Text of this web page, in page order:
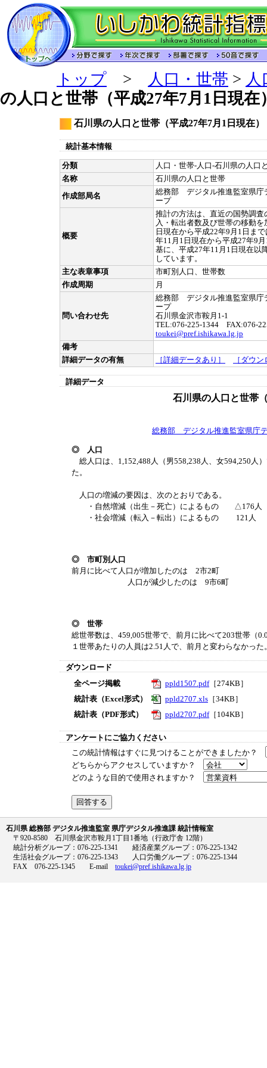
トップ > 人口・世帯 > 人
の人口と世帯（平成27年7月1日現在
石川県の人口と世帯（平成27年7月1日現在）
統計基本情報
分類
人口・世帯-人口-石川県の人口
名称
石川県の人口と世帯
作成部局名
総務部 デジタル推進監室県庁
ープ
概要
推計の方法は、直近の国勢調
入・転出者数及び世帯の移動
日現在から平成22年9月1日ま
年11月1日現在から平成27年9
基に、平成27年11月1日現在以
しています。
主な表章事項
市町別人口、世帯数
作成周期
月
問い合わせ先
総務部 デジタル推進監室県庁
ープ
石川県金沢市鞍月1-1
TEL:076-225-1344 FAX:076-
toukei@pref.ishikawa.lg.jp
備考
詳細データの有無
［詳細データあり］ ［ダウ
詳細データ
石川県の人口と世帯
総務部 デジタル推進監室県庁
◎ 人口
総人口は、1,152,488人（男558,238人、女594,250人
た。
人口の増減の要因は、次のとおりである。
・自然増減（出生－死亡）によるもの △176人
・社会増減（転入－転出）によるもの 121人
◎ 市町別人口
前月に比べて人口が増加したのは 2市2町
人口が減少したのは 9市6町
◎ 世帯
総世帯数は、459,005世帯で、前月に比べて203世帯（
１世帯あたりの人員は2.51人で、前月と変わらなかった
ダウンロード
全ページ掲載
ppld1507.pdf［274KB］
統計表（Excel形式）
ppld2707.xls ［34KB］
統計表（PDF形式）
ppld2707.pdf［104KB］
アンケートにご協力ください
この統計情報はすぐに見つけることができましたか？
どちらからアクセスしていますか？
どのような目的で使用されますか？
石川県 総務部 デジタル推進監室 県庁デジタル推進課 統計情報室
〒920-8580 石川県金沢市鞍月1丁目1番地（行政庁舎 12階）
統計分析グループ：076-225-1341 経済産業グループ：076-225-1342
生活社会グループ：076-225-1343 人口労働グループ：076-225-1344
FAX 076-225-1345 E-mail toukei@pref.ishikawa.lg.jp